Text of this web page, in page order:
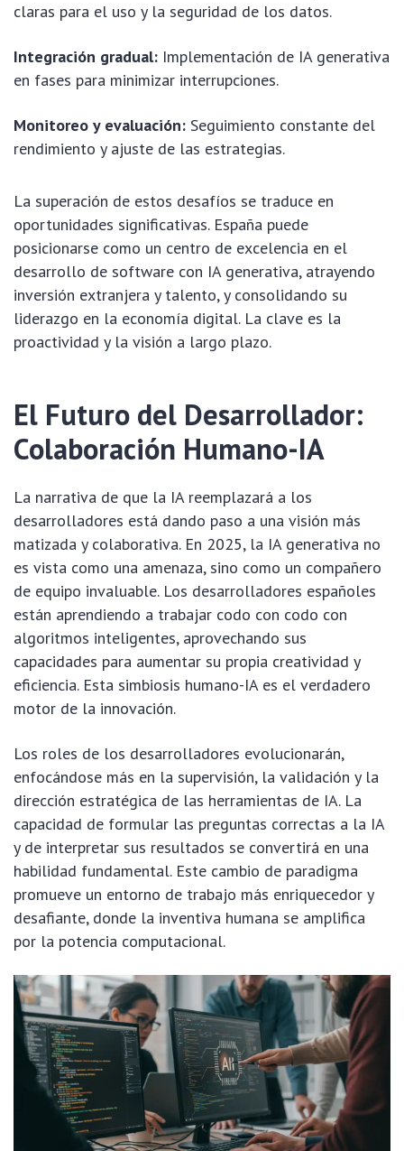
claras para el uso y la seguridad de los datos.
Integración gradual: Implementación de IA generativa
en fases para minimizar interrupciones.
Monitoreo y evaluación: Seguimiento constante del
rendimiento y ajuste de las estrategias.
La superación de estos desafíos se traduce en
oportunidades significativas. España puede
posicionarse como un centro de excelencia en el
desarrollo de software con IA generativa, atrayendo
inversión extranjera y talento, y consolidando su
liderazgo en la economía digital. La clave es la
proactividad y la visión a largo plazo.
El Futuro del Desarrollador:
Colaboración Humano-IA
La narrativa de que la IA reemplazará a los
desarrolladores está dando paso a una visión más
matizada y colaborativa. En 2025, la IA generativa no
es vista como una amenaza, sino como un compañero
de equipo invaluable. Los desarrolladores españoles
están aprendiendo a trabajar codo con codo con
algoritmos inteligentes, aprovechando sus
capacidades para aumentar su propia creatividad y
eficiencia. Esta simbiosis humano-IA es el verdadero
motor de la innovación.
Los roles de los desarrolladores evolucionarán,
enfocándose más en la supervisión, la validación y la
dirección estratégica de las herramientas de IA. La
capacidad de formular las preguntas correctas a la IA
y de interpretar sus resultados se convertirá en una
habilidad fundamental. Este cambio de paradigma
promueve un entorno de trabajo más enriquecedor y
desafiante, donde la inventiva humana se amplifica
por la potencia computacional.